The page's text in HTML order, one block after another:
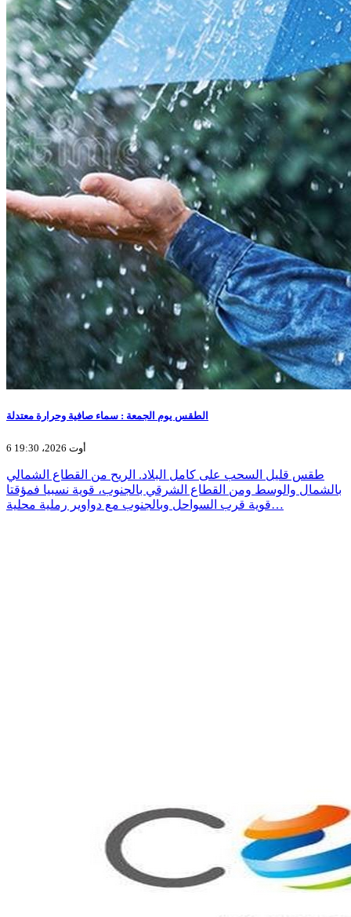
الطقس يوم الجمعة : سماء صافية وحرارة معتدلة
6 أوت 2026، 19:30
طقس قليل السحب على كامل البلاد. الريح من القطاع الشمالي
بالشمال والوسط ومن القطاع الشرقي بالجنوب، قوية نسبيا فمؤقتا
قوية قرب السواحل وبالجنوب مع دواوير رملية محلية…